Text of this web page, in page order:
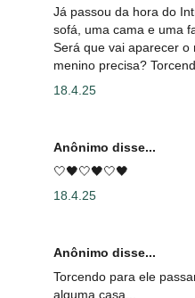
Já passou da hora do
sofá, uma cama e uma
Será que vai aparecer o
menino precisa?
18.4.25
Anônimo disse...
🤍🖤🤍🖤🤍🖤
18.4.25
Anônimo disse...
Torcendo para ele
alguma casa...